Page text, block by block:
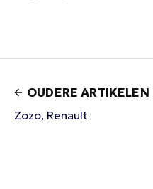
OUDERE ARTIKELEN
Zozo, Renault